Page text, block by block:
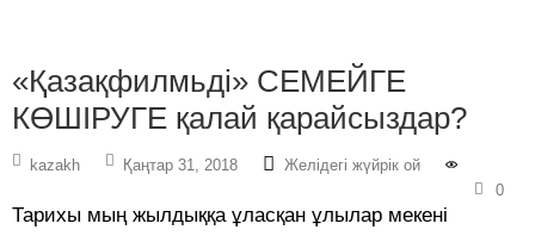
«Қазақфилмьді» СЕМЕЙГЕ
КӨШІРУГЕ қалай қарайсыздар?
kazakh Қаңтар 31, 2018
Желідегі жүйрік ой
0
Тарихы мың жылдыққа ұласқан ұлылар мекені